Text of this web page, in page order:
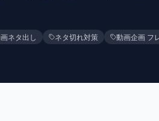
ネタ出し ネタ切れ対策 動画企画 フ